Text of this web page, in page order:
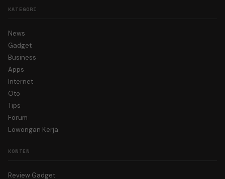
KATEGORI
News
Gadget
Business
Apps
Internet
Oto
Tips
Forum
Lowongan Kerja
KONTEN
Review Gadget